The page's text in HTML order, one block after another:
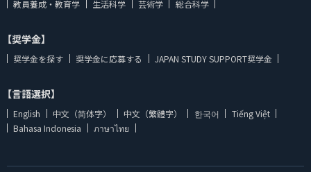
教員養成・教育学
生活科学 芸術学 総合科学
【奨学金】
奨学金を探す 奨学金に応募する JAPAN STUDY SUPPORT奨学金
【言語選択】
English 中文（简体字） 中文（繁體字） 한국어
Tiếng Việt
Bahasa Indonesia
ภาษาไทย